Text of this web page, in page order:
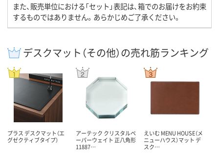
また、販売単位における「セット」表記は、箱でのお届けをお約束
するものではありません。あらかじめご了承ください。
デスクマット（その他）の売れ筋ランキング
プラス デスクマット（エ
グゼクティブタイプ）
アーテック クリスタルペ
ーパーウェイト 正八角形
11887…
えいむ MENU HOUSE（メ
ニューハウス）マット デ
スク…